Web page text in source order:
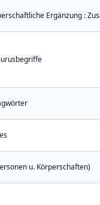
Ergänzung :
u. Körperschaften)